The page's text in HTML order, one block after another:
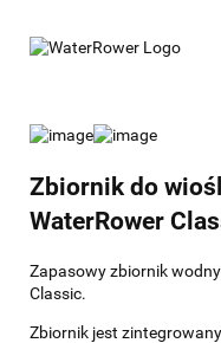
Zbiornik do
WaterRower
Zapasowy zbiornik
Classic.
Zbiornik jest